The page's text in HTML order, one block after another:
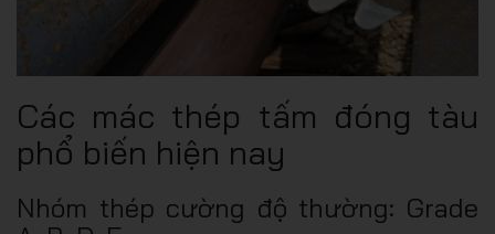
Các mác thép tấm đóng tàu
phổ biến hiện nay
Nhóm thép cường độ thường: Grade